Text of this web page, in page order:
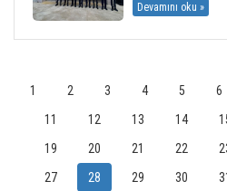
Devamını oku »
1 2 3 4 5 6
11
12 13 14
19
20 21 22
27
28 29 30